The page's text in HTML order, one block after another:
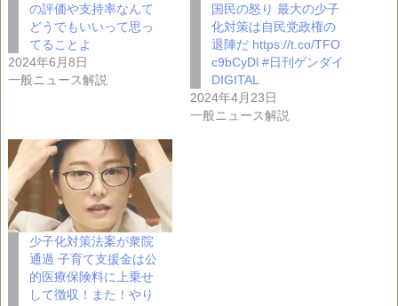
の評価や支持率なんて
どうでもいいって思っ
てることよ
2024年6月8日
一般ニュース解説
国民の怒り 最大の少子
化対策は自民党政権の
退陣だ https://t.co/TFO
c9bCyDl #日刊ゲンダイ
DIGITAL
2024年4月23日
一般ニュース解説
少子化対策法案が衆院
通過 子育て支援金は公
的医療保険料に上乗せ
して徴収！また！やり